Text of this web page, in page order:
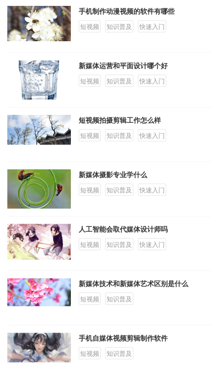
手机制作动漫视频的软件有哪些
短视频 知识普及 快速入门
新媒体运营和平面设计哪个好
短视频 知识普及 快速入门
短视频拍摄剪辑工作怎么样
短视频 知识普及 快速入门
新媒体摄影专业学什么
短视频 知识普及 快速入门
人工智能会取代媒体设计师吗
短视频 知识普及 快速入门
新媒体技术和新媒体艺术区别是什么
短视频 知识普及
手机自媒体视频剪辑制作软件
短视频 知识普及